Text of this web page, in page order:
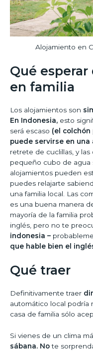
Alojamiento en
Qué
en familia
Los alojamientos son
En Indonesia, esto
será escaso (el colchón
puede servirse en una
retrete de cuclillas, y
pequeño cubo de agua
alojamientos pueden
puedes relajarte
una familia local. Las
es una buena manera
mayoría de la familia
inglés, pero no te
indonesia –
que hable bien el
Qué traer
Definitivamente traer
automático local podría
casa de familia sólo
Si vienes de un clima
sábana. Note